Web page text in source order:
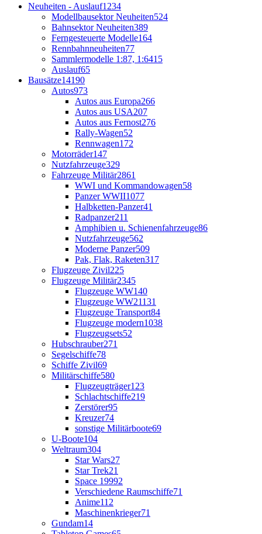
Neuheiten - Auslauf1234
Modellbausektor Neuheiten524
Bahnsektor Neuheiten389
Ferngesteuerte Modelle164
Rennbahnneuheiten77
Sammlermodelle 1:87, 1:6415
Auslauf65
Bausätze14190
Autos973
Autos aus Europa266
Autos aus USA207
Autos aus Fernost276
Rally-Wagen52
Rennwagen172
Motorräder147
Nutzfahrzeuge329
Fahrzeuge Militär2861
WWI und Kommandowagen58
Panzer WWII1077
Halbketten-Panzer41
Radpanzer211
Amphibien u. Schienenfahrzeuge86
Nutzfahrzeuge562
Moderne Panzer509
Pak, Flak, Raketen317
Flugzeuge Zivil225
Flugzeuge Militär2345
Flugzeuge WW140
Flugzeuge WW21131
Flugzeuge Transport84
Flugzeuge modern1038
Flugzeugsets52
Hubschrauber271
Segelschiffe78
Schiffe Zivil69
Militärschiffe580
Flugzeugträger123
Schlachtschiffe219
Zerstörer95
Kreuzer74
sonstige Militärboote69
U-Boote104
Weltraum304
Star Wars27
Star Trek21
Space 19992
Verschiedene Raumschiffe71
Anime112
Maschinenkrieger71
Gundam14